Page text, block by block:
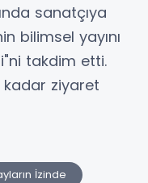
sanatçıya
bilimsel yayını
takdim etti.
ziyaret
İzinde